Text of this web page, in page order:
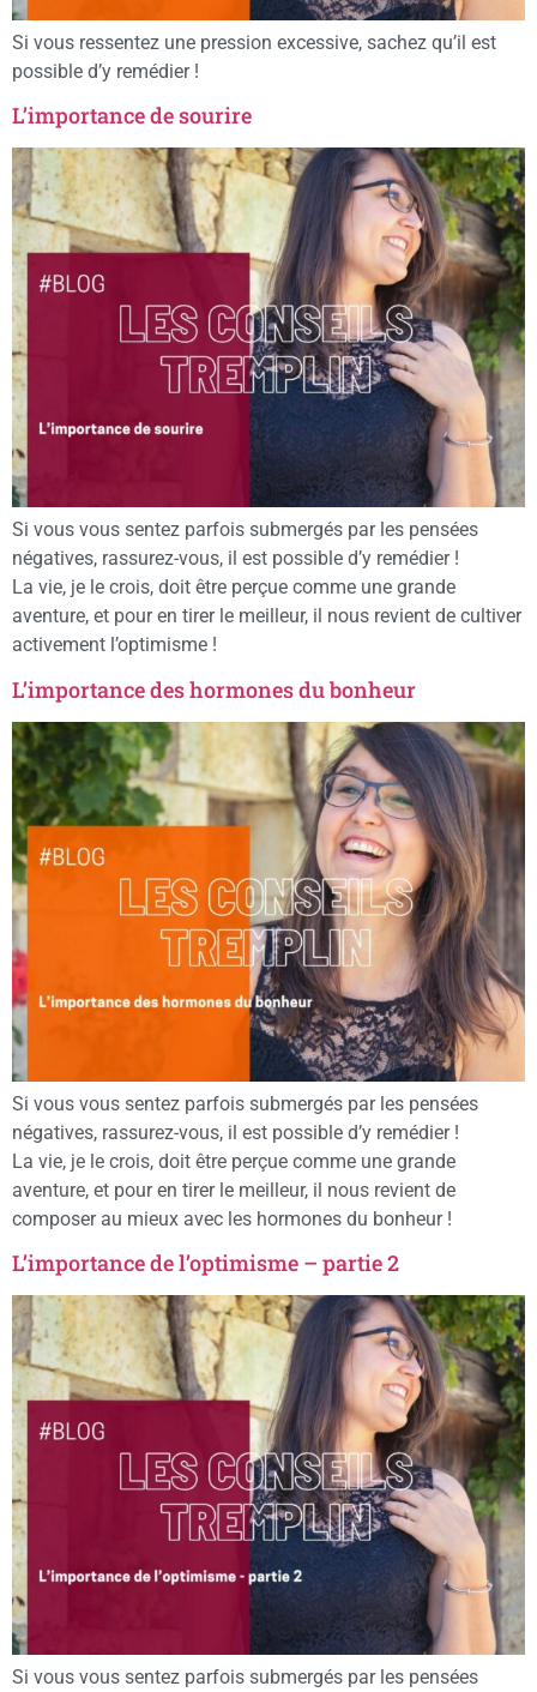
Si vous ressentez une pression excessive, sachez qu’il est
possible d’y remédier !
L’importance de sourire
Si vous vous sentez parfois submergés par les pensées
négatives, rassurez-vous, il est possible d’y remédier !
La vie, je le crois, doit être perçue comme une grande
aventure, et pour en tirer le meilleur, il nous revient de cultiver
activement l’optimisme !
L’importance des hormones du bonheur
Si vous vous sentez parfois submergés par les pensées
négatives, rassurez-vous, il est possible d’y remédier !
La vie, je le crois, doit être perçue comme une grande
aventure, et pour en tirer le meilleur, il nous revient de
composer au mieux avec les hormones du bonheur !
L’importance de l’optimisme – partie 2
Si vous vous sentez parfois submergés par les pensées